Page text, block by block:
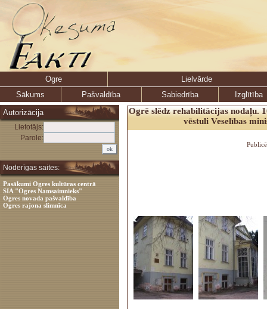
Ogre
Lielvārde
Sākums
Pašvaldība Sabiedrība
Izglītība
Autorizācija
Lietotājs:
Parole:
Noderīgas saites:
Pasākumi Ogres kultūras centrā
SIA "Ogres Namsaimnieks"
Ogres novada pašvaldība
Ogres rajona slimnīca
Ogrē slēdz rehabilitācijas nodaļu.
vēstuli Veselības